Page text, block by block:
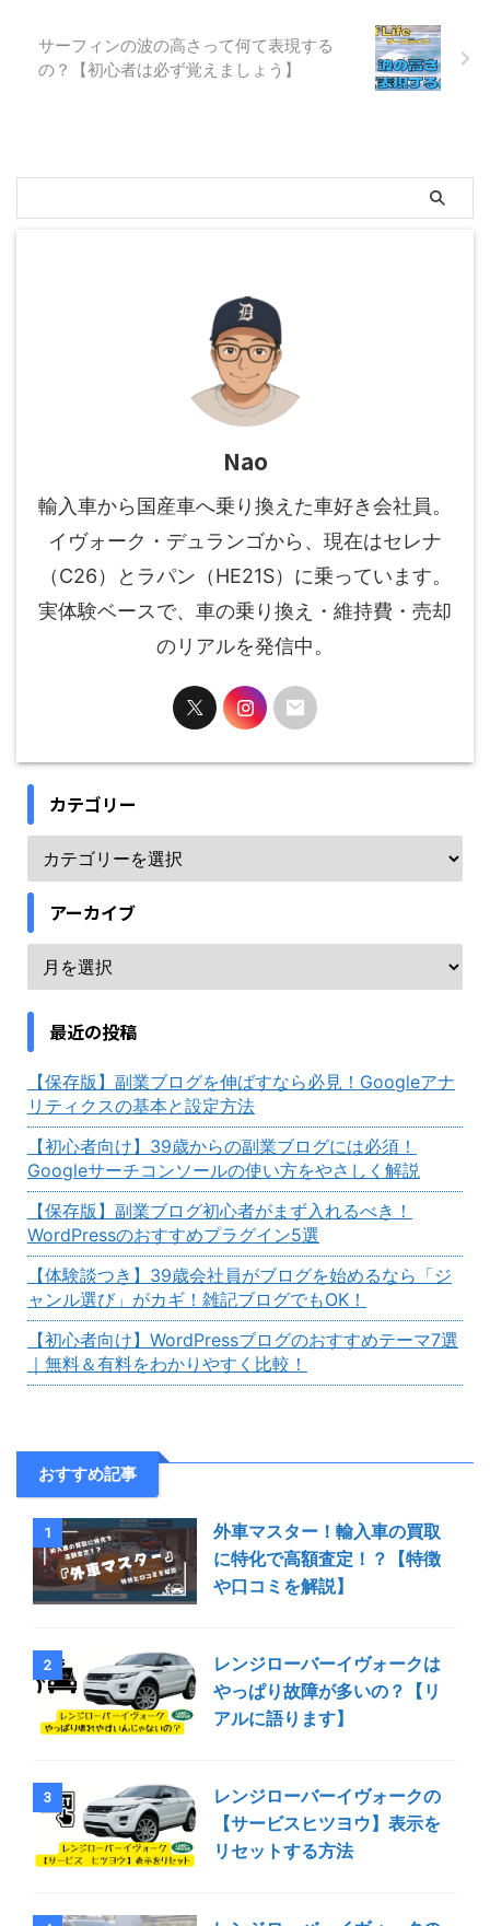
サーフィンの波の高さって何て表現する
の？【初心者は必ず覚えましょう】
Nao
輸入車から国産車へ乗り換えた車好き会社員。
イヴォーク・デュランゴから、現在はセレナ
（C26）とラパン（HE21S）に乗っています。
実体験ベースで、車の乗り換え・維持費・売却
のリアルを発信中。
カテゴリー
アーカイブ
最近の投稿
【保存版】副業ブログを伸ばすなら必見！Googleアナ
リティクスの基本と設定方法
【初心者向け】39歳からの副業ブログには必須！
Googleサーチコンソールの使い方をやさしく解説
【保存版】副業ブログ初心者がまず入れるべき！
WordPressのおすすめプラグイン5選
【体験談つき】39歳会社員がブログを始めるなら「ジ
ャンル選び」がカギ！雑記ブログでもOK！
【初心者向け】WordPressブログのおすすめテーマ7選
｜無料＆有料をわかりやすく比較！
おすすめ記事
1
外車マスター！輸入車の買取
に特化で高額査定！？【特徴
や口コミを解説】
2
レンジローバーイヴォークは
やっぱり故障が多いの？【リ
アルに語ります】
3
レンジローバーイヴォークの
【サービスヒツヨウ】表示を
リセットする方法